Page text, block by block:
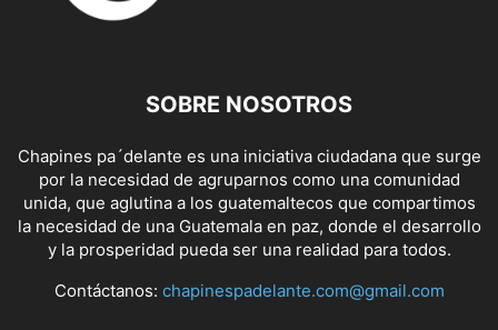
SOBRE NOSOTROS
Chapines pa´delante es una iniciativa ciudadana que surge
por la necesidad de agruparnos como una comunidad
unida, que aglutina a los guatemaltecos que compartimos
la necesidad de una Guatemala en paz, donde el desarrollo
y la prosperidad pueda ser una realidad para todos.
Contáctanos: chapinespadelante.com@gmail.com